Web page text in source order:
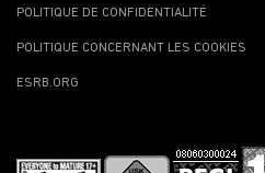
POLITIQUE DE CONFIDENTIALITÉ
POLITIQUE CONCERNANT LES COOKIES
ESRB.ORG